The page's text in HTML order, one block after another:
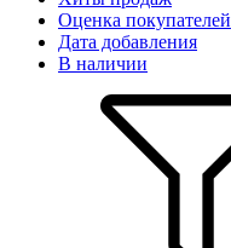
Оценка покупателей
Дата добавления
В наличии